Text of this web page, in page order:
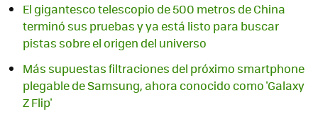
El gigantesco telescopio de 500 metros de China
terminó sus pruebas y ya está listo para buscar
pistas sobre el origen del universo
Más supuestas filtraciones del próximo smartphone
plegable de Samsung, ahora conocido como 'Galaxy
Z Flip'